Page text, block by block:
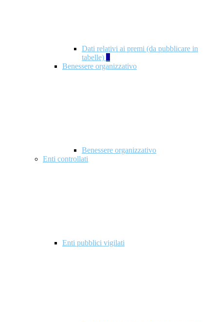
Dati relativi ai premi (da pubblicare in
tabelle) 5
Benessere organizzativo
Benessere organizzativo
Enti controllati
Enti pubblici vigilati